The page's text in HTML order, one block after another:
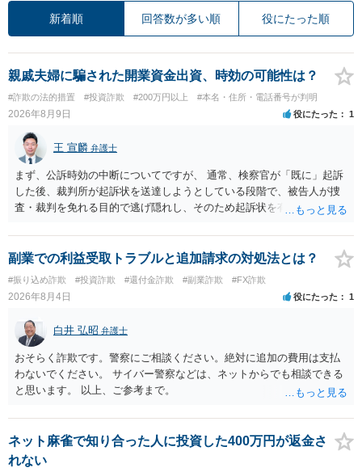
新着順 回答数が多い順 役にたった順
親戚夫婦に騙された開業資金出資、時効の可能性は？
#詐欺の法的措置 #投資詐欺 #200万円以上 #本名・住所・電話番号が判明
2026年8月9日 役にたった 1
王 宣麟 弁護士
まず、公訴時効の中断についてですが、 通常、検察官が「既に」起訴
した後、裁判所が起訴状を送達しようとしている段階で、被告人が捜
査・裁判を免れる目的で逃げ隠れし、そのため起訴状を有効に送達で
この規定によって時効が停止するわけではありません。 その意味で
は、刑事事件化するという部分ではややハードルが高いように見受け
られます。 他方で、相手方の住所等が特定できているのであれば、民
事事件として、損害賠償請求や貸金返還請求等により、裁判所を通じ
て返金を求める方法も考えられますが、結局は相手方に資力があるか
否かにより結論が分かれます。
副業での利益受取トラブルと追加請求の対処法とは？
#振り込め詐欺 #投資詐欺 #還付金詐欺 #副業詐欺 #FX詐欺
2026年8月4日 役にたった 1
白井 弘昭 弁護士
おそらく詐欺です。警察にご相談ください。絶対に追加の費用は支払
わないでください。 サイバー警察などは、ネットからでも相談できる
と思います。 以上、ご参考まで。
ネット麻雀で知り合った人に投資した400万円が返金さ
れない